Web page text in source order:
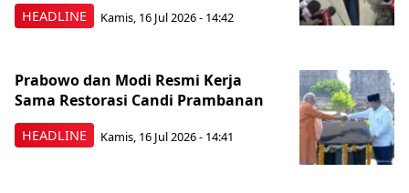
HEADLINE Kamis, 16 Jul 2026 - 14:42
HEADLINE
Prabowo dan Modi Resmi Kerja
Sama Restorasi Candi Prambanan
Kamis, 16 Jul 2026 - 14:41